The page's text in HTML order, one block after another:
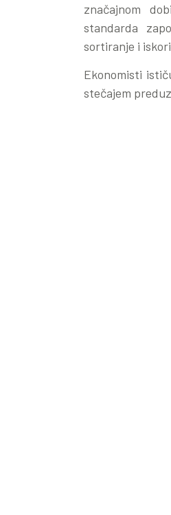
značajnom
standarda
sortiranje i
Ekonomisti
stečajem